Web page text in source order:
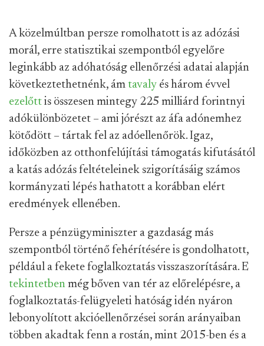
A közelmúltban persze romolhatott is az adózási
morál, erre statisztikai szempontból egyelőre
leginkább az adóhatóság ellenőrzési adatai alapján
következtethetnénk, ám tavaly és három évvel
ezelőtt is összesen mintegy 225 milliárd forintnyi
adókülönbözetet – ami jórészt az áfa adónemhez
kötődött – tártak fel az adóellenőrök. Igaz,
időközben az otthonfelújítási támogatás kifutásától
a katás adózás feltételeinek szigorításáig számos
kormányzati lépés hathatott a korábban elért
eredmények ellenében.
Persze a pénzügyminiszter a gazdaság más
szempontból történő fehérítésére is gondolhatott,
például a fekete foglalkoztatás visszaszorítására. E
tekintetben még bőven van tér az előrelépésre, a
foglalkoztatás-felügyeleti hatóság idén nyáron
lebonyolított akcióellenőrzései során arányaiban
többen akadtak fenn a rostán, mint 2015-ben és a